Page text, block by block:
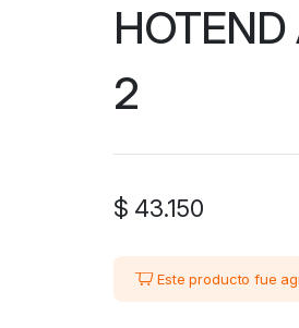
2
$ 43.150
Este producto fue